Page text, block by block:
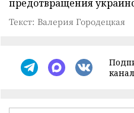
предотвращения
Текст: Валерия Городецкая